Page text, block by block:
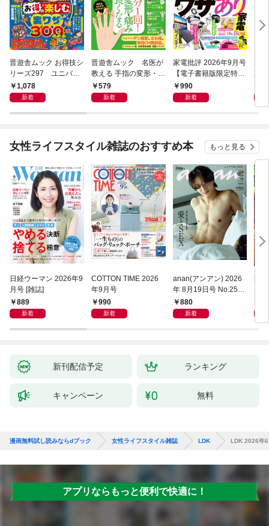
晋遊舎ムック お得技シ
リーズ297 ユニバー
サル・スタジオ・ジャ
パンお得技ベストセレ
1,078
新着
晋遊舎ムック 名医が
教える 手指の変形・痛
みが良くなる本
579
新着
家電批評 2026年9月号
【電子書籍版限定特典
付き】
990
新着
週
女性ライフスタイル雑誌のおすすめ本 もっと見る
日経ウーマン 2026年9
月号 [雑誌]
889
新着
COTTON TIME 2026
年9月号
990
新着
anan(アンアン) 2026
年 8月19日号 No.2507
[愛とSEX]
880
新着
野
新刊配信予定 ランキング
キャンペーン 無料
漫画無料試し読みならdブック 女性ライフスタイル雑誌 LDK LDK 2026年
アプリならもっと便利で快適に！